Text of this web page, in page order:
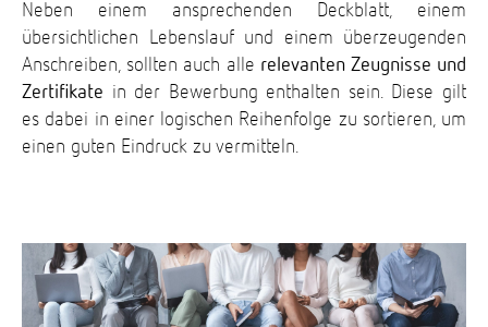
Neben einem ansprechenden Deckblatt, einem
übersichtlichen Lebenslauf und einem überzeugenden
Anschreiben, sollten auch alle relevanten Zeugnisse und
Zertifikate in der Bewerbung enthalten sein. Diese gilt
es dabei in einer logischen Reihenfolge zu sortieren, um
einen guten Eindruck zu vermitteln.